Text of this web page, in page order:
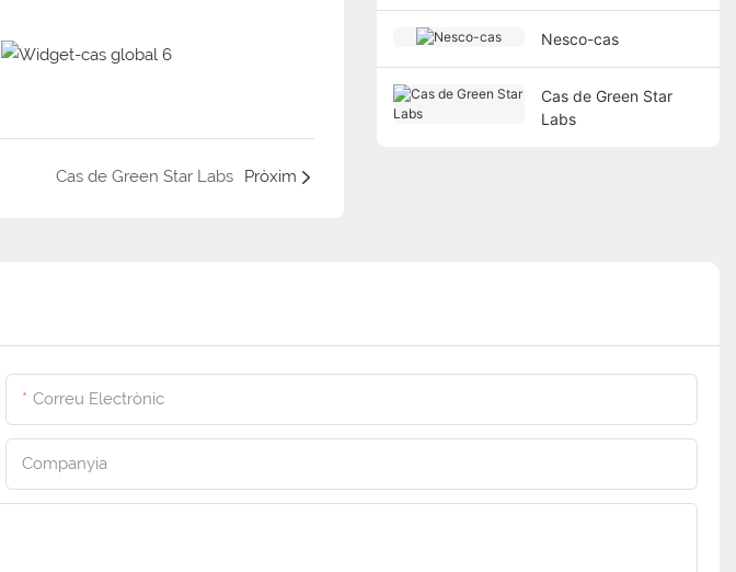
Cas de Green Star Labs Pròxim
Nesco-cas
Cas de Green Star
Labs
Correu Electrònic
Companyia